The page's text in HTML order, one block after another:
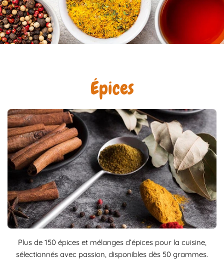
Épices
Plus de 150 épices et mélanges d’épices pour la cuisine,
sélectionnés avec passion, disponibles dès 50 grammes.